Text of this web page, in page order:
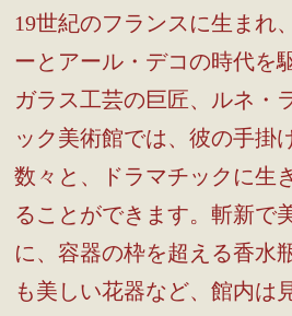
19世紀のフランスに生まれ
ーとアール・デコの時代を
ガラス工芸の巨匠、ルネ・
ック美術館では、彼の手掛
数々と、ドラマチックに生
ることができます。斬新で
に、容器の枠を超える香水
も美しい花器など、館内は